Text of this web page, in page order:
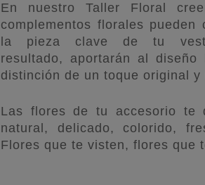
En nuestro Taller Floral
complementos florales pueden
la pieza clave de tu
resultado, aportarán al
distinción de un toque original y
Las flores de tu accesorio te
natural, delicado, colorido,
Flores que te visten, flores que